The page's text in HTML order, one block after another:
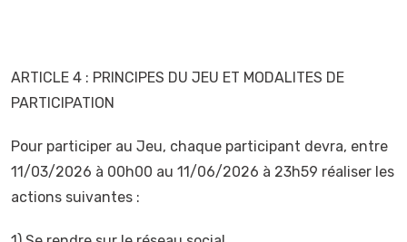
ARTICLE 4 : PRINCIPES DU JEU ET MODALITES DE
PARTICIPATION
Pour participer au Jeu, chaque participant devra, entre
11/03/2026 à 00h00 au 11/06/2026 à 23h59 réaliser les
actions suivantes :